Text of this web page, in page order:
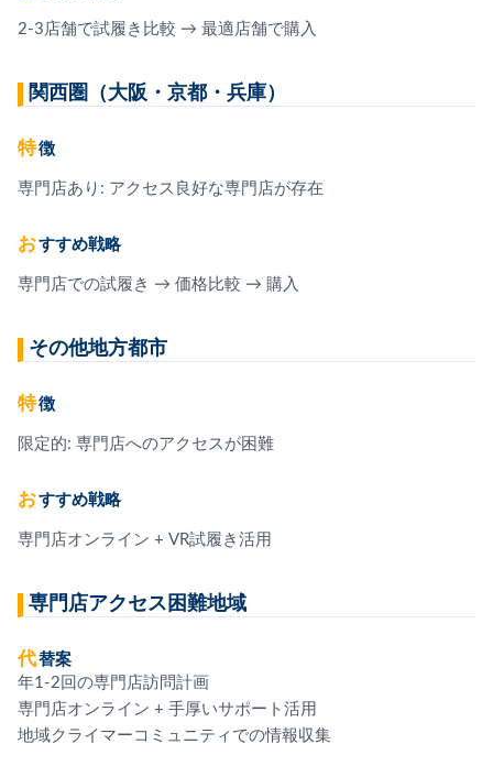
2-3店舗で試履き比較 → 最適店舗で購入
関西圏（大阪・京都・兵庫）
特徴
専門店あり: アクセス良好な専門店が存在
おすすめ戦略
専門店での試履き → 価格比較 → 購入
その他地方都市
特徴
限定的: 専門店へのアクセスが困難
おすすめ戦略
専門店オンライン + VR試履き活用
専門店アクセス困難地域
代替案
年1-2回の専門店訪問計画
専門店オンライン + 手厚いサポート活用
地域クライマーコミュニティでの情報収集